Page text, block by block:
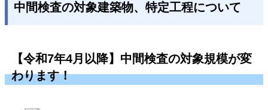
中間検査の対象建築物、特定工程について
【令和7年4月以降】中間検査の対象規模が変
わります！